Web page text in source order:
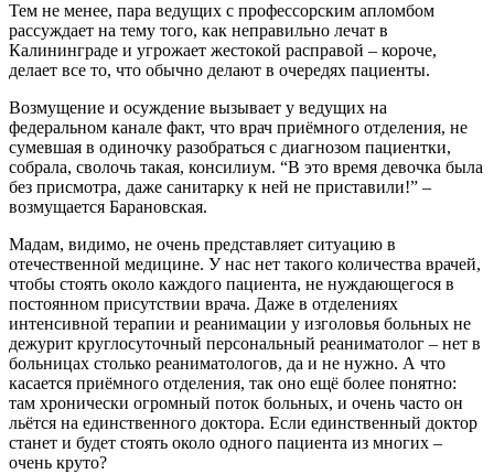
Тем не менее, пара ведущих с профессорским апломбом
рассуждает на тему того, как неправильно лечат в
Калининграде и угрожает жестокой расправой – короче,
делает все то, что обычно делают в очередях пациенты.
Возмущение и осуждение вызывает у ведущих на
федеральном канале факт, что врач приёмного отделения, не
сумевшая в одиночку разобраться с диагнозом пациентки,
собрала, сволочь такая, консилиум. “В это время девочка была
без присмотра, даже санитарку к ней не приставили!” –
возмущается Барановская.
Мадам, видимо, не очень представляет ситуацию в
отечественной медицине. У нас нет такого количества врачей,
чтобы стоять около каждого пациента, не нуждающегося в
постоянном присутствии врача. Даже в отделениях
интенсивной терапии и реанимации у изголовья больных не
дежурит круглосуточный персональный реаниматолог – нет в
больницах столько реаниматологов, да и не нужно. А что
касается приёмного отделения, так оно ещё более понятно:
там хронически огромный поток больных, и очень часто он
льётся на единственного доктора. Если единственный доктор
станет и будет стоять около одного пациента из многих –
очень круто?